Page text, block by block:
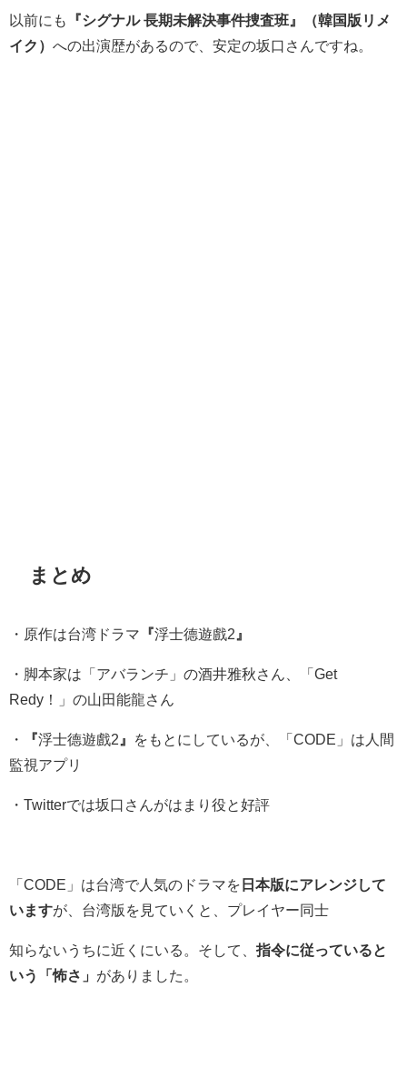
以前にも 『シグナル 長期未解決事件捜査班 』（韓国版リメ
イク） への出演歴があるので、安定の坂口さんですね。
まとめ
・原作は台湾ドラマ 『浮士德遊戲2 』
・脚本家は「アバランチ」の酒井雅秋さん、「Get
Redy！」の山田能龍さん
・ 『浮士德遊戲2 』
をもとにしているが、「CODE」は人間
監視アプリ
・Twitterでは坂口さんがはまり役と好評
「CODE」は台湾で人気のドラマを 日本版にアレンジして
いますが、台湾版を見ていくと、プレイヤー同士
知らないうちに近くにいる。そして、 指令に従っていると
いう「怖さ」 がありました。